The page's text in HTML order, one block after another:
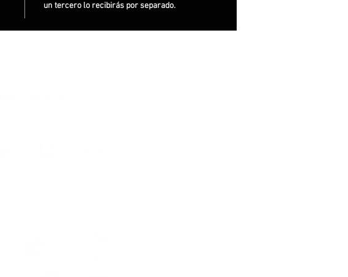
un tercero lo recibirás por separado.